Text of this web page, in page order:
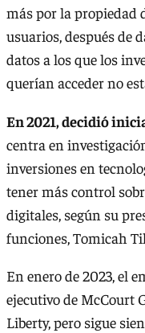
más por la propiedad
usuarios, después de
datos a los que los
querían acceder no
En 2021, decidió
centra en
inversiones en
tener más control
digitales, según su
funciones, Tomicah
En enero de 2023, el
ejecutivo de McCourt
Liberty, pero sigue